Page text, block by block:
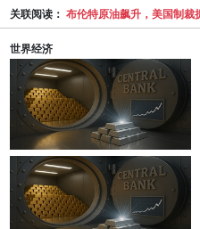
关联阅读： 布伦特原油飙升，美国制裁
世界经济